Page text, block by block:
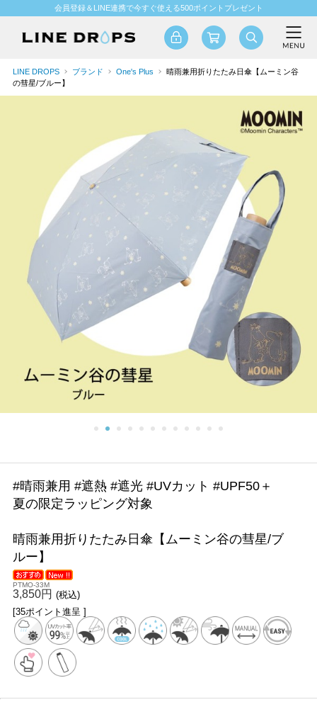
会員登録＆LINE連携で今すぐ使える500ポイントプレゼント
LINE DROPS ブランド One's Plus
晴雨兼用折りたたみ日傘【ムーミン谷
の彗星/ブルー】
#晴雨兼用 #遮熱 #遮光 #UVカット #UPF50＋
夏の限定ラッピング対象
晴雨兼用折りたたみ日傘【ムーミン谷の彗星/ブ
ルー】
PTMO-33M
3,850円 (税込)
[35ポイント進呈 ]